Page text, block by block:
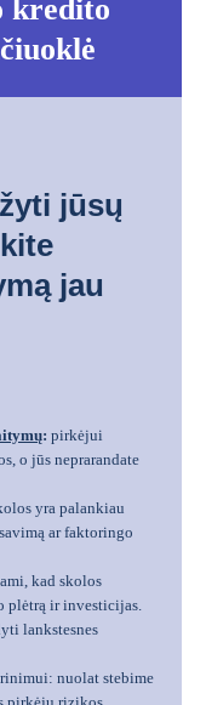
kredito
jūsų
jau
: pirkėjui
o jūs neprarandate
yra palankiau
ar faktoringo
kad skolos
plėtrą ir investicijas.
lankstesnes
nuolat stebime